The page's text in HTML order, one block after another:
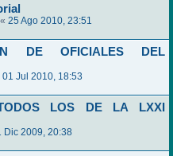
« 25 Ago 2010, 23:51
DE OFICIALES DEL
01 Jul 2010, 18:53
LOS DE LA LXXI
Dic 2009, 20:38